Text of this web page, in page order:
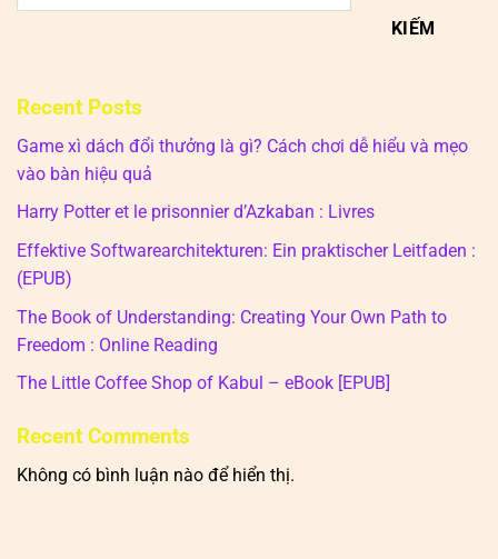
KIẾM
Recent Posts
Game xì dách đổi thưởng là gì? Cách chơi dễ hiểu và mẹo
vào bàn hiệu quả
Harry Potter et le prisonnier d’Azkaban : Livres
Effektive Softwarearchitekturen: Ein praktischer Leitfaden :
(EPUB)
The Book of Understanding: Creating Your Own Path to
Freedom : Online Reading
The Little Coffee Shop of Kabul – eBook [EPUB]
Recent Comments
Không có bình luận nào để hiển thị.